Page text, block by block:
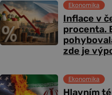
Inflace v
procenta.
zde je
Ekonomika
Hlavním
Ekonomika